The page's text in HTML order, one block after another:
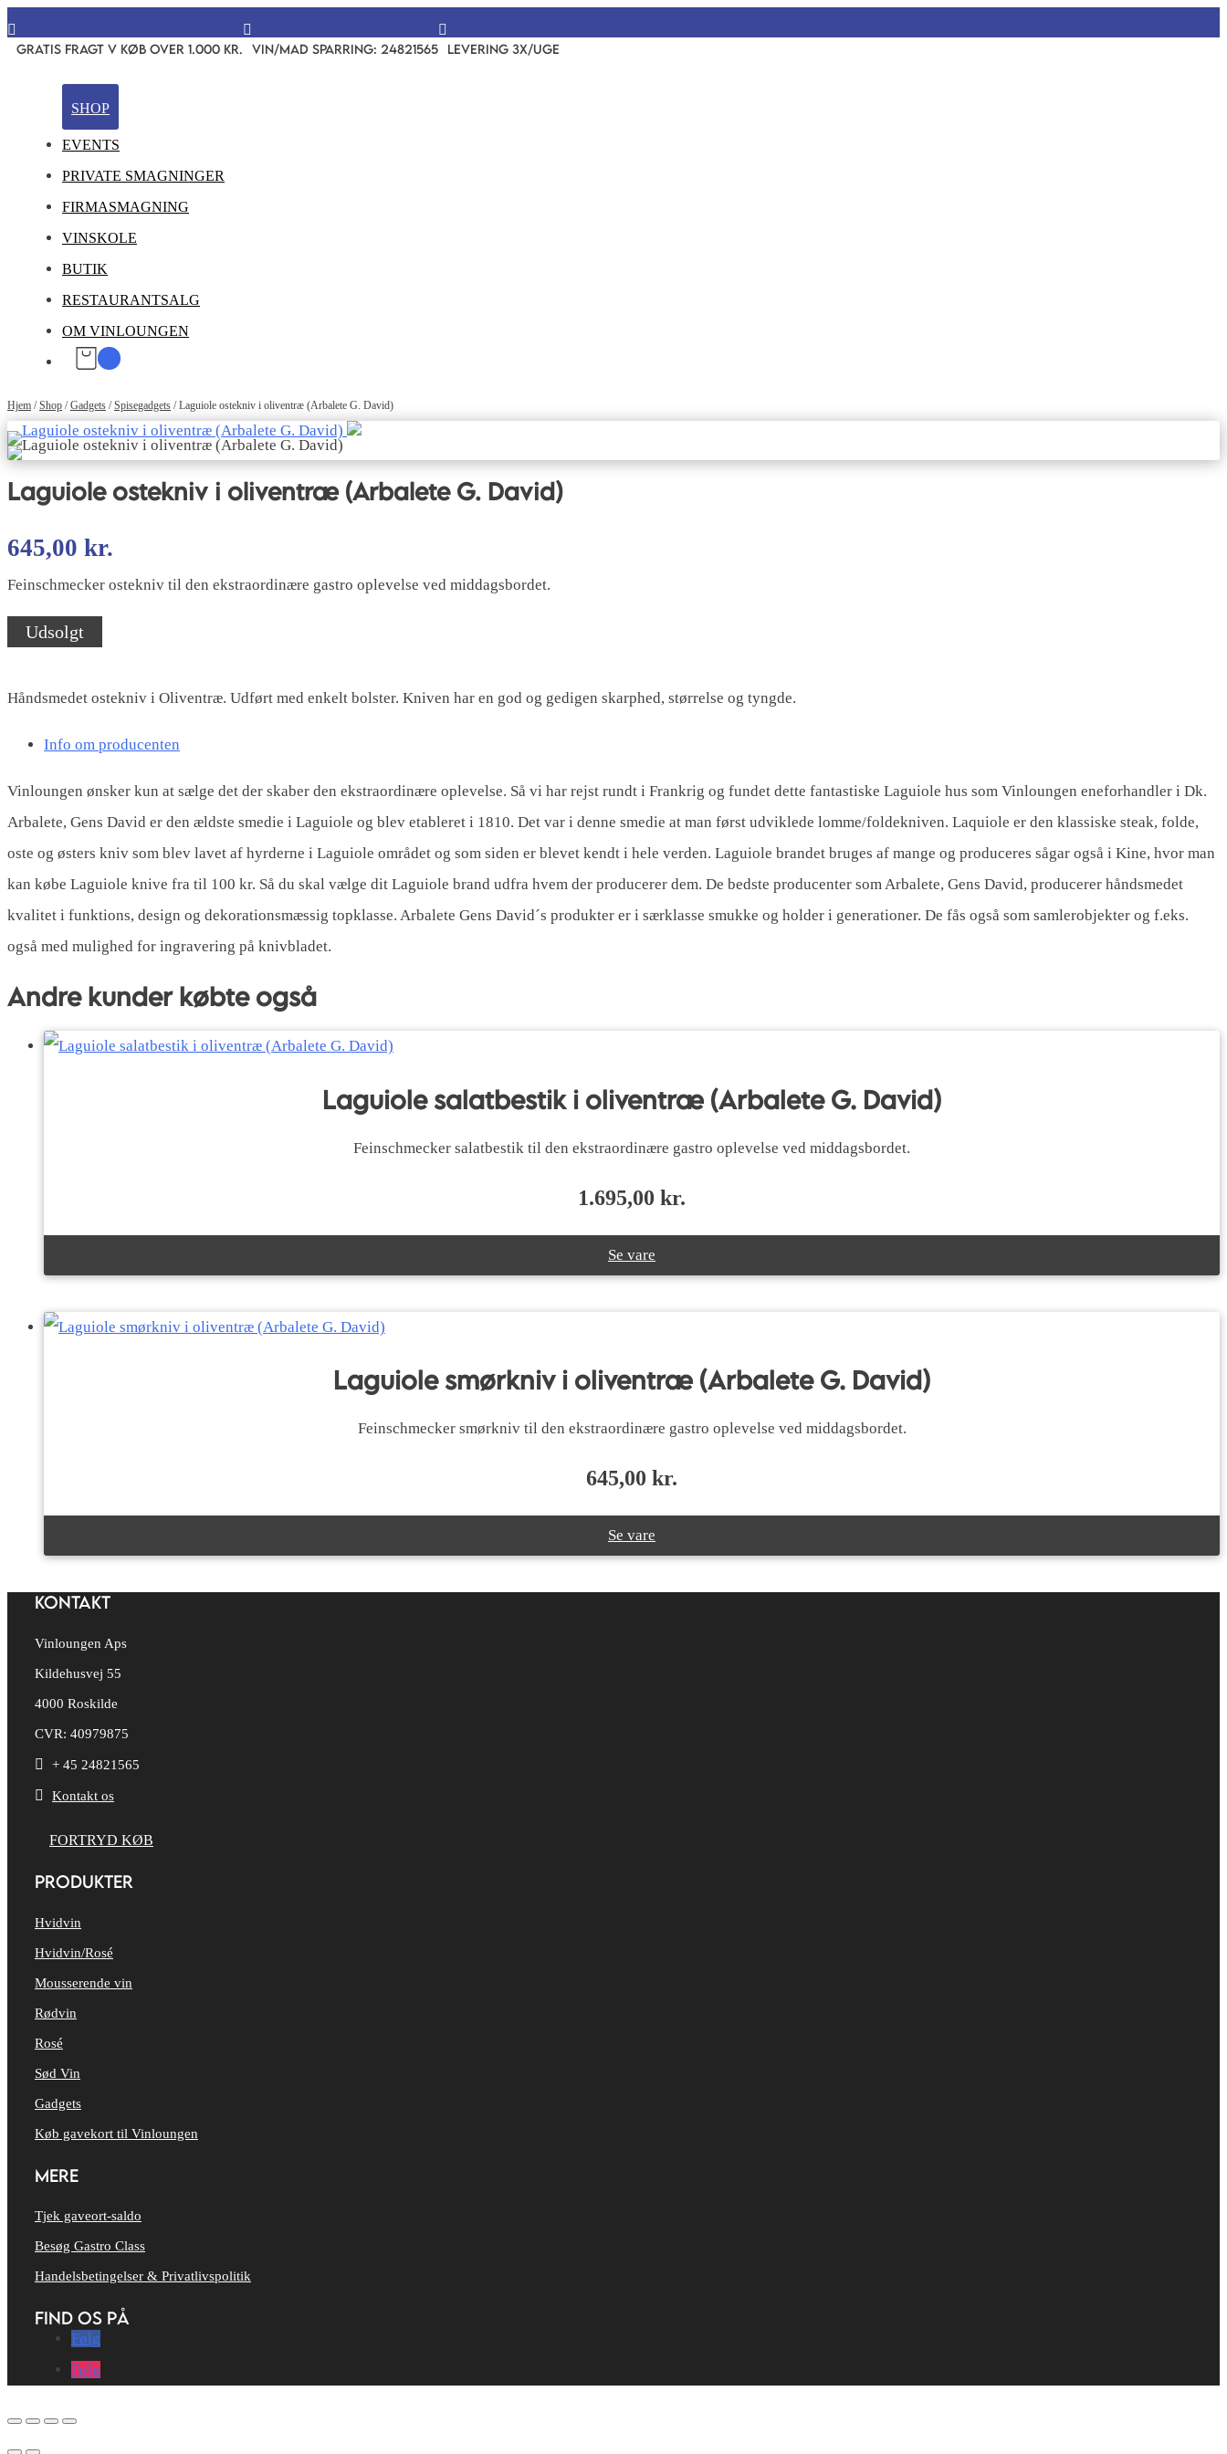

GRATIS FRAGT V KØB OVER 1.000 KR.

VIN/MAD SPARRING: 24821565

LEVERING 3X/UGE
SHOP
EVENTS
PRIVATE SMAGNINGER
FIRMASMAGNING
VINSKOLE
BUTIK
RESTAURANTSALG
OM VINLOUNGEN
Hjem /Shop /Gadgets /Spisegadgets /Laguiole ostekniv i oliventræ (Arbalete G. David)
Laguiole ostekniv i oliventræ (Arbalete G. David)
645,00 kr.
Feinschmecker ostekniv til den ekstraordinære gastro oplevelse ved middagsbordet.
Udsolgt
Håndsmedet ostekniv i Oliventræ. Udført med enkelt bolster. Kniven har en god og gedigen skarphed, størrelse og tyngde.
Info om producenten
Vinloungen ønsker kun at sælge det der skaber den ekstraordinære oplevelse. Så vi har rejst rundt i Frankrig og fundet dette fantastiske Laguiole hus som Vinloungen eneforhandler i Dk.
Arbalete, Gens David er den ældste smedie i Laguiole og blev etableret i 1810. Det var i denne smedie at man først udviklede lomme/foldekniven. Laquiole er den klassiske steak, folde,
oste og østers kniv som blev lavet af hyrderne i Laguiole området og som siden er blevet kendt i hele verden. Laguiole brandet bruges af mange og produceres sågar også i Kine, hvor man
kan købe Laguiole knive fra til 100 kr. Så du skal vælge dit Laguiole brand udfra hvem der producerer dem. De bedste producenter som Arbalete, Gens David, producerer håndsmedet
kvalitet i funktions, design og dekorationsmæssig topklasse. Arbalete Gens David´s produkter er i særklasse smukke og holder i generationer. De fås også som samlerobjekter og f.eks.
også med mulighed for ingravering på knivbladet.
Andre kunder købte også
Laguiole salatbestik i oliventræ (Arbalete G. David)
Feinschmecker salatbestik til den ekstraordinære gastro oplevelse ved middagsbordet.
1.695,00 kr.
Se vare
Laguiole smørkniv i oliventræ (Arbalete G. David)
Feinschmecker smørkniv til den ekstraordinære gastro oplevelse ved middagsbordet.
645,00 kr.
Se vare
KONTAKT
Vinloungen Aps
Kildehusvej 55
4000 Roskilde
CVR: 40979875
 + 45 24821565
 Kontakt os
FORTRYD KØB
PRODUKTER
Hvidvin
Hvidvin/Rosé
Mousserende vin
Rødvin
Rosé
Sød Vin
Gadgets
Køb gavekort til Vinloungen
MERE
Tjek gaveort-saldo
Besøg Gastro Class
Handelsbetingelser & Privatlivspolitik
FIND OS PÅ
Følg
Følg